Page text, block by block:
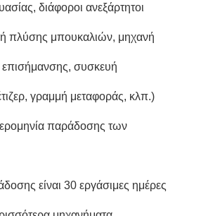
διάφοροι ανεξάρτητοι
πλύσης μπουκαλιών, μηχανή
συσκευή
γραμμή μεταφοράς, κλπ.)
παράδοσης των
είναι 30 εργάσιμες ημέρες